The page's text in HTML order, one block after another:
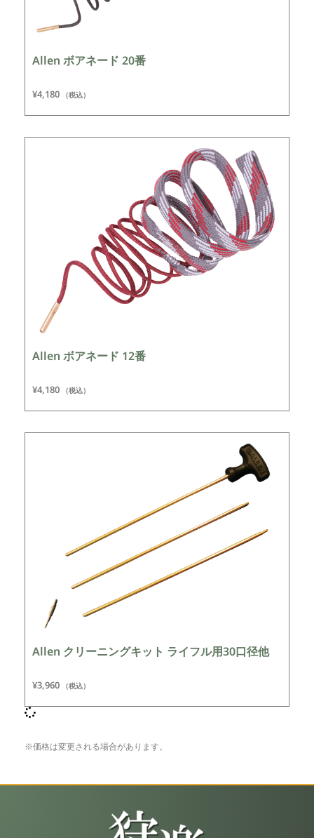
Allen ボアネード 20番
¥4,180 （税込）
Allen ボアネード 12番
¥4,180 （税込）
Allen クリーニングキット ライフル用30口径他
¥3,960 （税込）
※価格は変更される場合があります。